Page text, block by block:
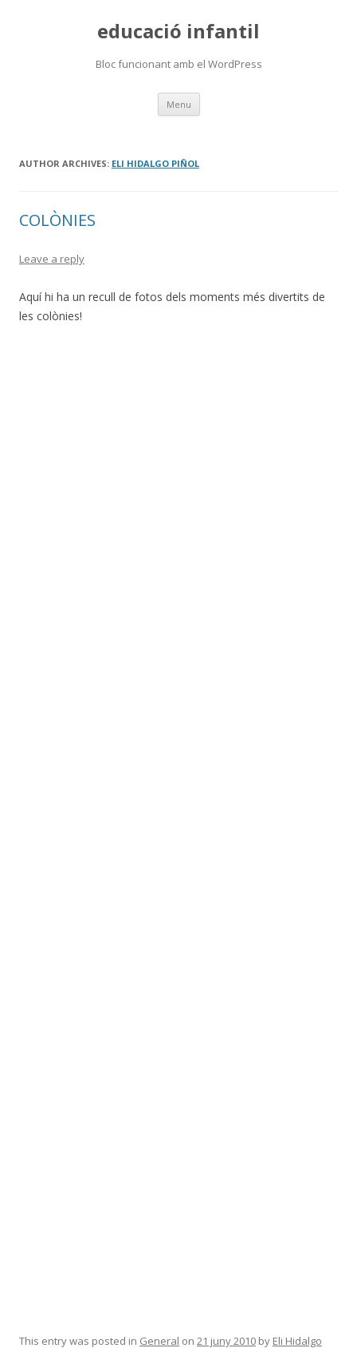
educació infantil
Bloc funcionant amb el WordPress
Menu Skip
content
AUTHOR ARCHIVES: ELI HIDALGO PIÑOL
COLÒNIES
Leave a reply
Aquí hi ha un recull de fotos dels moments més divertits de
les colònies!
This entry was posted in General on 21 juny 2010 by Eli Hidalgo